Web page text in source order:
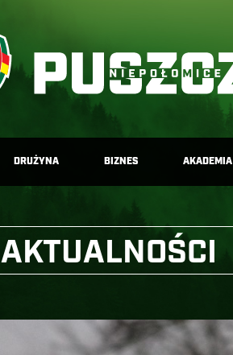
DRUŻYNA BIZNES AKADEMIA
AKTUALNOŚCI